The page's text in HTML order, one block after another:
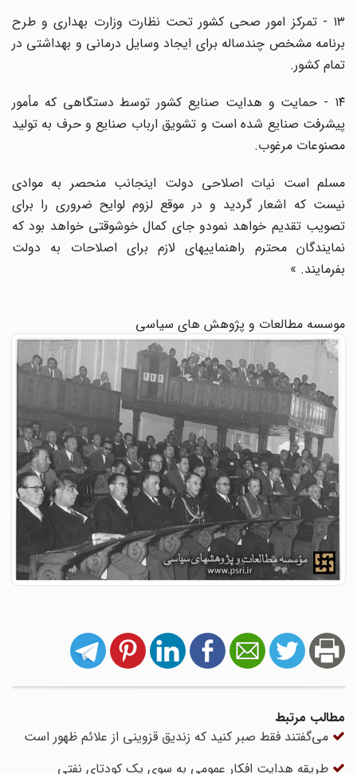
۱۳ - تمرکز امور صحی کشور تحت نظارت وزارت بهداری و طرح
برنامه مشخص چندساله برای ایجاد وسایل درمانی و بهداشتی در
تمام کشور.
۱۴ - حمایت و هدایت صنایع کشور توسط دستگاهی که مأمور
پیشرفت صنایع شده است و تشویق ارباب صنایع و حرف به تولید
مصنوعات مرغوب.
‌مسلم است نیات اصلاحی دولت اینجانب منحصر به موادی
نیست که اشعار گردید و در موقع لزوم لوایح ضروری را برای
تصویب تقدیم خواهد نمود‌و جای کمال خوشوقتی خواهد بود که
نمایندگان محترم راهنماییهای لازم برای اصلاحات به دولت
بفرمایند. »
موسسه مطالعات و پژوهش های سیاسی
مطالب مرتبط
می‌گفتند فقط صبر کنید که زندیق قزوینی از علائم ظهور است
طریقه هدایت افکار عمومی به سوی یک کودتای نفتی